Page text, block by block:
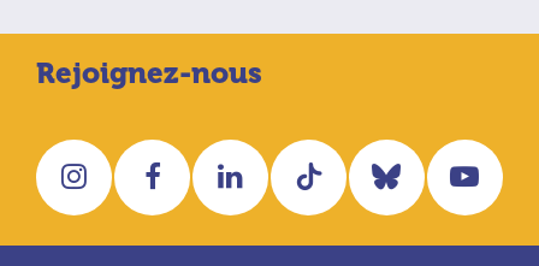
Rejoignez-nous
InstagramFacebookLinkedInTiktok Bluesky